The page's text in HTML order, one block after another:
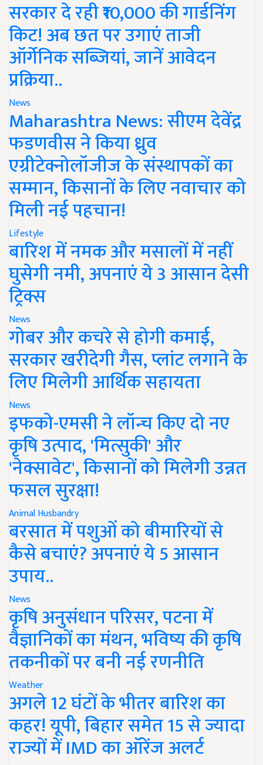
सरकार दे रही ₹10,000 की गार्डनिंग
किट! अब छत पर उगाएं ताजी
ऑर्गेनिक सब्जियां, जानें आवेदन
प्रक्रिया..
News
Maharashtra News: सीएम देवेंद्र
फडणवीस ने किया ध्रुव
एग्रीटेक्नोलॉजीज के संस्थापकों का
सम्मान, किसानों के लिए नवाचार को
मिली नई पहचान!
Lifestyle
बारिश में नमक और मसालों में नहीं
घुसेगी नमी, अपनाएं ये 3 आसान देसी
ट्रिक्स
News
गोबर और कचरे से होगी कमाई,
सरकार खरीदेगी गैस, प्लांट लगाने के
लिए मिलेगी आर्थिक सहायता
News
इफको-एमसी ने लॉन्च किए दो नए
कृषि उत्पाद, 'मित्सुकी' और
'नेक्सावेट', किसानों को मिलेगी उन्नत
फसल सुरक्षा!
Animal Husbandry
बरसात में पशुओं को बीमारियों से
कैसे बचाएं? अपनाएं ये 5 आसान
उपाय..
News
कृषि अनुसंधान परिसर, पटना में
वैज्ञानिकों का मंथन, भविष्य की कृषि
तकनीकों पर बनी नई रणनीति
Weather
अगले 12 घंटों के भीतर बारिश का
कहर! यूपी, बिहार समेत 15 से ज्यादा
राज्यों में IMD का ऑरेंज अलर्ट